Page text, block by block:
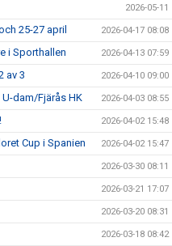
2026-05-11
25-27 april 2026-04-17 08:08
i Sporthallen 2026-04-13 07:59
av 3 2026-04-10 09:00
dam/Fjärås HK 2026-04-03 08:55
2026-04-02 15:48
Cup i Spanien 2026-04-02 15:47
2026-03-30 08:11
2026-03-21 17:07
2026-03-20 08:31
2026-03-18 08:42